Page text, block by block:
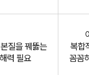
질을 꿰뚫는
력 필요
복합
꼼꼼